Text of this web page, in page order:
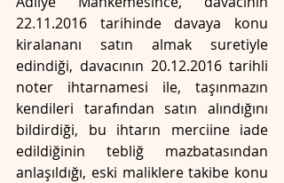
22.11.2016 tarihinde davaya konu
kiralananı satın almak suretiyle
edindiği, davacının 20.12.2016 tarihli
noter ihtarnamesi ile, taşınmazın
kendileri tarafından satın alındığını
bildirdiği, bu ihtarın merciine iade
edildiğinin tebliğ mazbatasından
anlaşıldığı, eski maliklere takibe konu